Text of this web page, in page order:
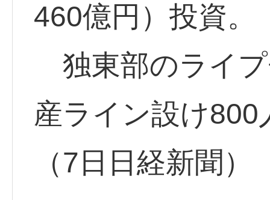
460億円）投資。
独東部のライ
産ライン設け
（7日日経新聞）